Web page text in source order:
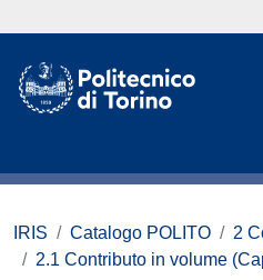
IRIS Catalogo POLITO
2
2.1 Contributo in volume